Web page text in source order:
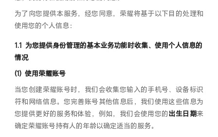
为了向您提供本服务，经您同意，荣耀将基于以下目的处理和
使用您的个人信息：
为您提供身份管理的基本业务功能时收集、使用个人信息的
情况
使用荣耀账号
当您创建荣耀账号时，我们会收集您输入的手机号、设备标识
符和网络信息。您完善账号其他信息后，我们使用这些信息为
您提供更好的服务和体验，例如，我们会使用您的出生日期来
确定荣耀账号持有人的年龄以确定适当的服务。